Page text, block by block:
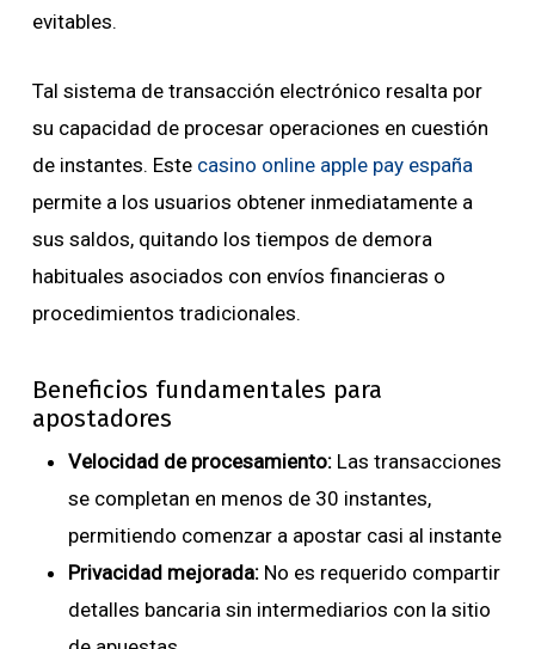
evitables.
Tal sistema de transacción electrónico resalta por
su capacidad de procesar operaciones en cuestión
de instantes. Este casino online apple pay españa
permite a los usuarios obtener inmediatamente a
sus saldos, quitando los tiempos de demora
habituales asociados con envíos financieras o
procedimientos tradicionales.
Beneficios fundamentales para
apostadores
Velocidad de procesamiento:Las transacciones
se completan en menos de 30 instantes,
permitiendo comenzar a apostar casi al instante
Privacidad mejorada:No es requerido compartir
detalles bancaria sin intermediarios con la sitio